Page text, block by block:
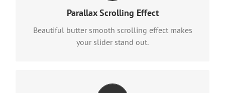
Parallax Scrolling Effect
Beautiful butter smooth scrolling effect makes
your slider stand out.
Parallax scrolling effect gives your slider the extra